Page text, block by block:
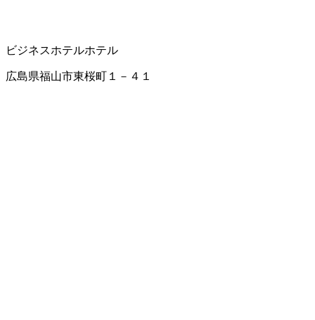
ビジネスホテルホテル
広島県福山市東桜町１－４１